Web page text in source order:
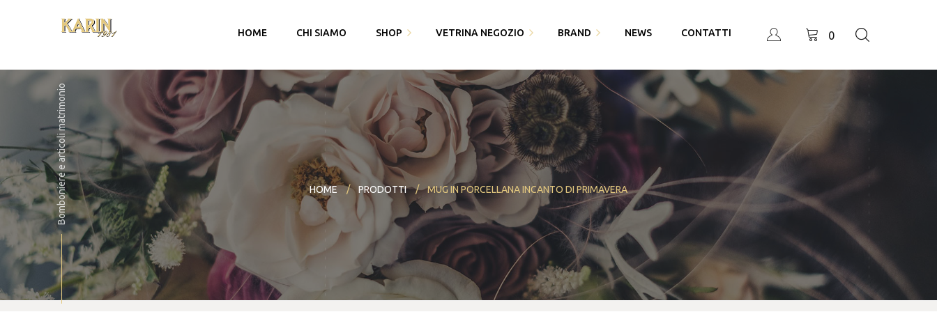
HOME CHI SIAMO SHOP
Fedi Polello
Bracciali saldati e gioielli
permanenti
Bomboniere
Partecipazioni
I miei dati
Account
Carrello
Checkout
VETRINA NEGOZIO
Gioiello
Piquadro
Swarovski
Thun
Bracciali saldati e gioielli
permanenti
BRAND
Cingomma
Gioielleria Karin1981
Maserati
Paciotti 4US
Piquadro
Polello
Alisia
NEWS CONTATTI 0
Bomboniere e articoli matrimonio HOME PRODOTTI MUG IN PORCELLANA INCANTO DI PRIMAVERA